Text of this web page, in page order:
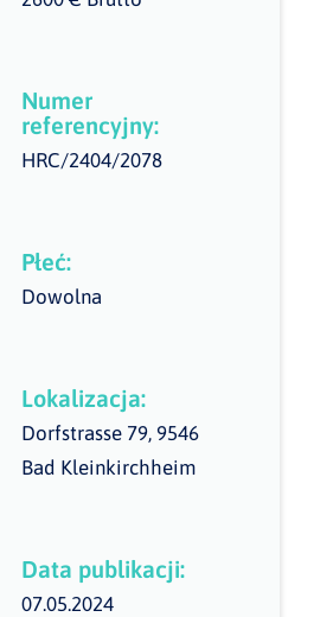
Numer
referencyjny:
HRC/2404/2078
Płeć:
Dowolna
Lokalizacja:
Dorfstrasse 79, 9546
Bad Kleinkirchheim
Data publikacji:
07.05.2024